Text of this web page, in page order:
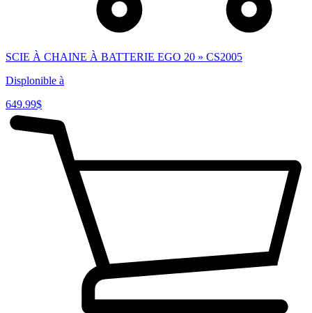
SCIE À CHAINE À BATTERIE EGO 20 » CS2005
Displonible à
649.99$